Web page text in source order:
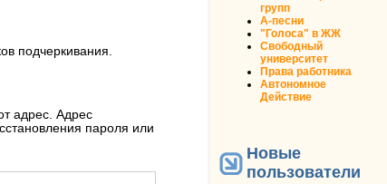
подчеркивания.
адрес. Адрес
пароля или
групп
А-песни
"Голоса" в ЖЖ
Свободный
университет
Права работника
Автономное
Действие
Новые
пользователи